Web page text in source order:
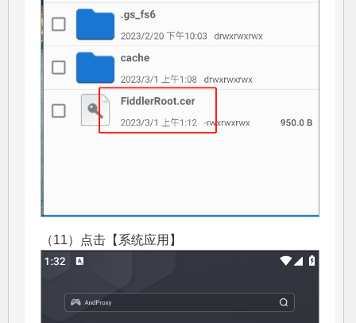
（11）点击【系统应用】